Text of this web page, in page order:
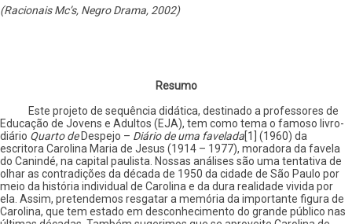
(Racionais Mc’s, Negro Drama, 2002)
Resumo
Este projeto de sequência didática, destinado a professores de
Educação de Jovens e Adultos (EJA), tem como tema o famoso livro-
diário Quarto de Despejo – Diário de uma favelada[1] (1960) da
escritora Carolina Maria de Jesus (1914 – 1977), moradora da favela
do Canindé, na capital paulista. Nossas análises são uma tentativa de
olhar as contradições da década de 1950 da cidade de São Paulo por
meio da história individual de Carolina e da dura realidade vivida por
ela. Assim, pretendemos resgatar a memória da importante figura de
Carolina, que tem estado em desconhecimento do grande público nas